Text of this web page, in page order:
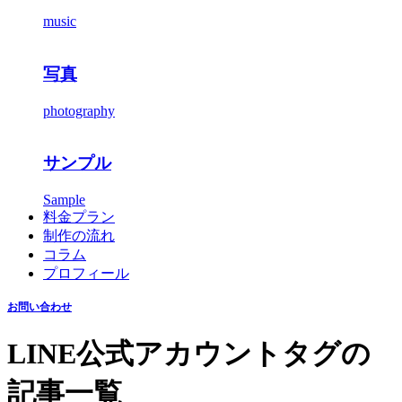
music
写真
photography
サンプル
Sample
料金プラン
制作の流れ
コラム
プロフィール
お問い合わせ
LINE公式アカウント タグの
記事一覧